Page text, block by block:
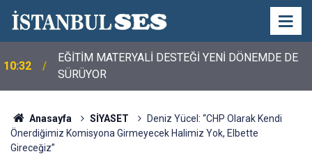
10:32
EĞİTİM MATERYALİ DESTEĞİ YENİ DÖNEMDE DE
SÜRÜYOR
Anasayfa SİYASET
Deniz Yücel: “CHP Olarak Kendi
Önerdiğimiz Komisyona Girmeyecek Halimiz Yok, Elbette
Gireceğiz”